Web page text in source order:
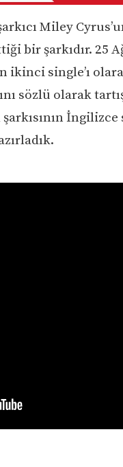
Miley
bir şarkıdır. 25
single’ı
sözlü olarak